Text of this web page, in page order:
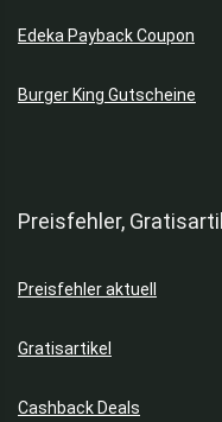
Edeka Payback Coupon
Burger King Gutscheine
Preisfehler,
Preisfehler aktuell
Gratisartikel
Cashback Deals